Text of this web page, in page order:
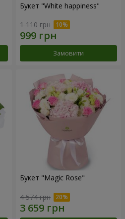
Букет "White happiness"
1 110 грн
Замовити
Букет "Magic Rose"
4 574 грн